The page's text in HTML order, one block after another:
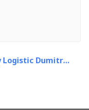
Dumitrans Company Logistic Dumitrascu Florin